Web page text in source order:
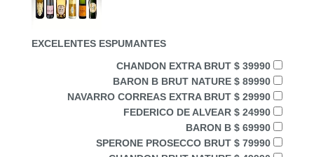
EXCELENTES ESPUMANTES
CHANDON EXTRA BRUT $ 39990
BARON B BRUT NATURE $ 89990
NAVARRO CORREAS EXTRA BRUT $ 29990
FEDERICO DE ALVEAR $ 24990
BARON B $ 69990
SPERONE PROSECCO BRUT $ 79990